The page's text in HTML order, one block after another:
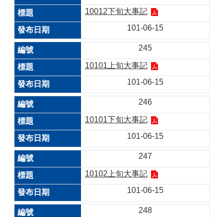
10012下旬大事記
101-06-15
245
10101上旬大事記
101-06-15
246
10101下旬大事記
101-06-15
247
10102上旬大事記
101-06-15
248